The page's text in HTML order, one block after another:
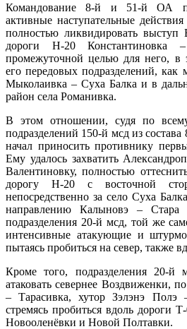
Командование 8-й и 51-й ОА
активные наступательные
полностью ликвидировать
дороги Н-20 Константиновка
промежуточной целью для него, в
его передовых подразделений,
Мыколаивка – Суха Балка и в
район села Романивка.
В этом отношении, судя по
подразделений 150-й мсд из
начал приносить противнику
Ему удалось захватить
Валентиновку, полностью
дорогу Н-20 с восточной
непосредственно за село Суха
направлению Калыновэ – Стара
подразделения 20-й мсд, той же
интенсивные атакующие и
пытаясь пробиться на север, также
Кроме того, подразделения 20-й
атаковать севернее Воздвиженки,
– Тарасивка, хутор Зэлэнэ Полэ
стремясь пробиться вдоль дороги
Новооленёвки и Новой Полтавки.